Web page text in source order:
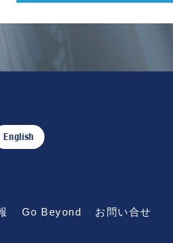
English
Go Beyond お問い合せ